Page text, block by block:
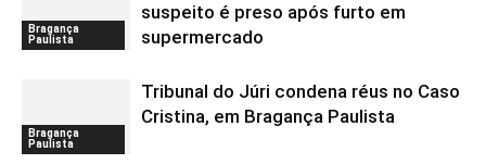
Bragança
Paulista
suspeito é preso após furto em
supermercado
Bragança
Paulista
Tribunal do Júri condena réus no Caso
Cristina, em Bragança Paulista